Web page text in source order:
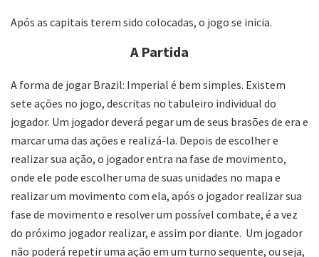
Após as capitais terem sido colocadas, o jogo se inicia.
A Partida
A forma de jogar Brazil: Imperial é bem simples. Existem
sete ações no jogo, descritas no tabuleiro individual do
jogador. Um jogador deverá pegar um de seus brasões de era e
marcar uma das ações e realizá-la. Depois de escolher e
realizar sua ação, o jogador entra na fase de movimento,
onde ele pode escolher uma de suas unidades no mapa e
realizar um movimento com ela, após o jogador realizar sua
fase de movimento e resolver um possível combate, é a vez
do próximo jogador realizar, e assim por diante. Um jogador
não poderá repetir uma ação em um turno sequente, ou seja,